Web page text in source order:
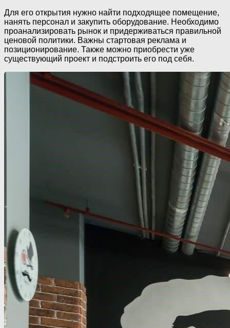
Для его открытия нужно найти подходящее помещение,
нанять персонал и закупить оборудование. Необходимо
проанализировать рынок и придерживаться правильной
ценовой политики. Важны стартовая реклама и
позиционирование. Также можно приобрести уже
существующий проект и подстроить его под себя.